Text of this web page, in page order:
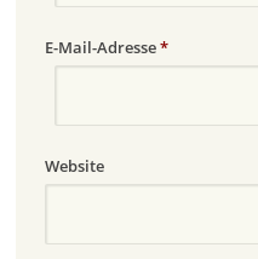
E-Mail-Adresse*
Website